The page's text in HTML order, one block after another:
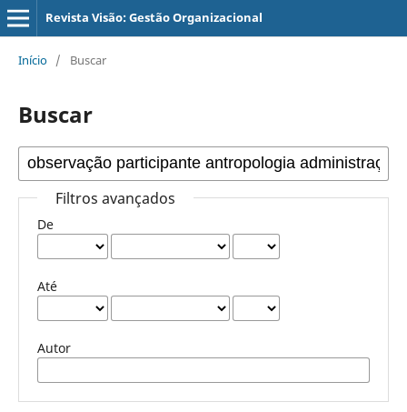
Revista Visão: Gestão Organizacional
Início / Buscar
Buscar
Filtros avançados
De
Até
Autor